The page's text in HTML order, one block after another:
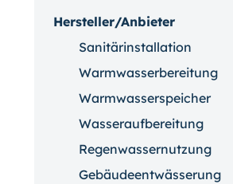
Hersteller/Anbieter
Sanitärinstallation
Warmwasserbereitung
Warmwasserspeicher
Wasseraufbereitung
Regenwassernutzung
Gebäudeentwässerung